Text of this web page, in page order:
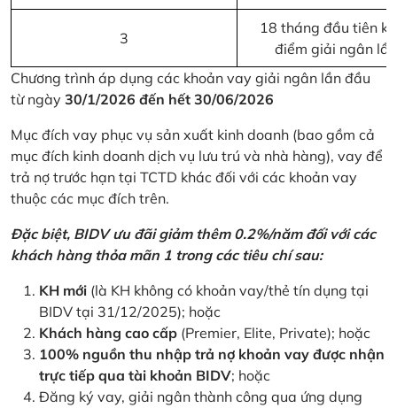
3
18 tháng đầu tiên
điểm giải ngân
Chương trình áp dụng các khoản vay giải ngân lần đầu
từ ngày 30/1/2026 đến hết 30/06/2026
Mục đích vay phục vụ sản xuất kinh doanh (bao gồm cả
mục đích kinh doanh dịch vụ lưu trú và nhà hàng), vay để
trả nợ trước hạn tại TCTD khác đối với các khoản vay
thuộc các mục đích trên.
Đặc biệt, BIDV ưu đãi giảm thêm 0.2%/năm đối với các
khách hàng thỏa mãn 1 trong các tiêu chí sau:
KH mới (là KH không có khoản vay/thẻ tín dụng tại
BIDV tại 31/12/2025); hoặc
Khách hàng cao cấp (Premier, Elite, Private); hoặc
100% nguồn thu nhập trả nợ khoản vay được nhận
trực tiếp qua tài khoản BIDV; hoặc
Đăng ký vay, giải ngân thành công qua ứng dụng